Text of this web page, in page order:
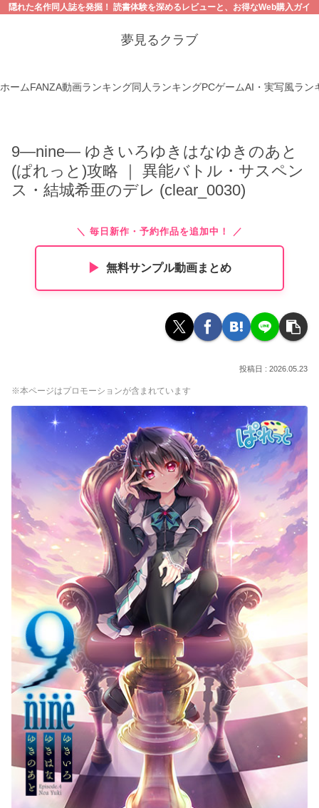
隠れた名作同人誌を発掘！ 読書体験を深めるレビューと、お得なWeb購入ガイ
夢見るクラブ
ホームFANZA動画ランキング同人ランキングPCゲームAI・実写風ラン
9―nine― ゆきいろゆきはなゆきのあと
(ぱれっと)攻略 ｜ 異能バトル・サスペン
ス・結城希亜のデレ (clear_0030)
＼ 毎日新作・予約作品を追加中！ ／
▶︎ 無料サンプル動画まとめ
2026.05.23
※本ページはプロモーションが含まれています